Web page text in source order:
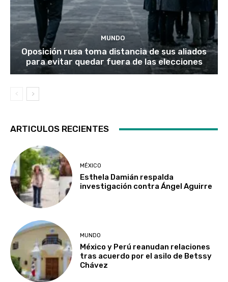
MUNDO
Oposición rusa toma distancia de sus aliados
para evitar quedar fuera de las elecciones
ARTICULOS RECIENTES
MÉXICO
Esthela Damián respalda
investigación contra Ángel Aguirre
MUNDO
México y Perú reanudan relaciones
tras acuerdo por el asilo de Betssy
Chávez